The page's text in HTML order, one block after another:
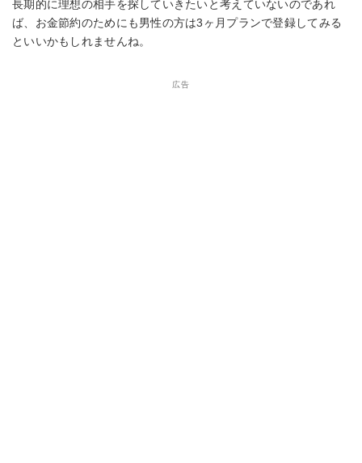
長期的に理想の相手を探していきたいと考えていないのであれ
ば、お金節約のためにも男性の方は3ヶ月プランで登録してみる
といいかもしれませんね。
広告